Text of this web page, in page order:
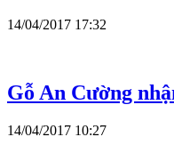
14/04/2017 17:32
Gỗ An Cường
14/04/2017 10:27